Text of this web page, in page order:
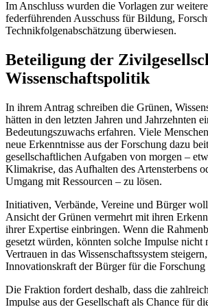
Im Anschluss wurden die Vorlagen zur
federführenden Ausschuss für Bildung,
Technikfolgenabschätzung überwiesen.
Beteiligung der
Wissenschaftspolitik
In ihrem Antrag schreiben die Grünen,
hätten in den letzten Jahren und Jahrzehnten
Bedeutungszuwachs erfahren. Viele
neue Erkenntnisse aus der Forschung dazu
gesellschaftlichen Aufgaben von morgen –
Klimakrise, das Aufhalten des Artensterbens
Umgang mit Ressourcen – zu lösen.
Initiativen, Verbände, Vereine und Bürger
Ansicht der Grünen vermehrt mit ihren
ihrer Expertise einbringen. Wenn die
gesetzt würden, könnten solche Impulse nicht
Vertrauen in das Wissenschaftssystem
Innovationskraft der Bürger für die Forschung
Die Fraktion fordert deshalb, dass die
Impulse aus der Gesellschaft als Chance für